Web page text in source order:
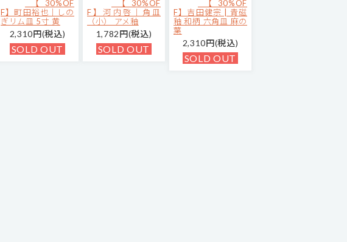
【30%OF
F】町田裕也｜しの
ぎリム皿 5寸 黄
2,310円(税込)
SOLD OUT
【30%OF
F】河内啓｜角皿
（小） アメ釉
1,782円(税込)
SOLD OUT
【30%OF
F】吉田健宗 | 青磁
釉 和柄 六角皿 麻の
葉
2,310円(税込)
SOLD OUT